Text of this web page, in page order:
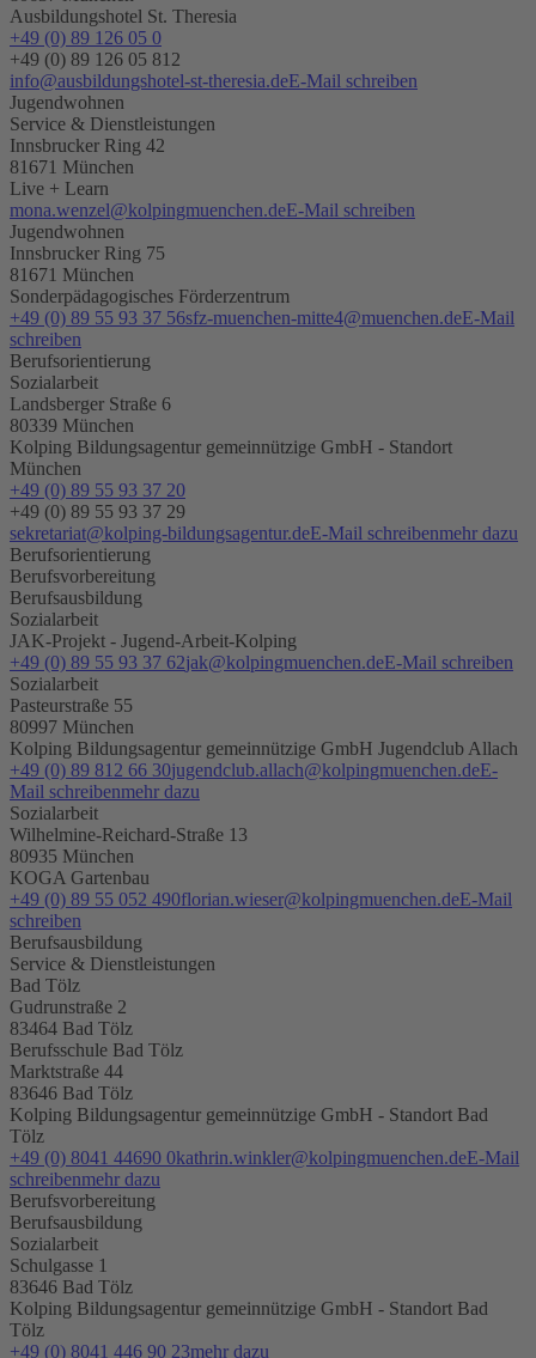
Ausbildungshotel St. Theresia
+49 (0) 89 126 05 0
+49 (0) 89 126 05 812
info@ausbildungshotel-st-theresia.deE-Mail schreiben
Jugendwohnen
Service & Dienstleistungen
Innsbrucker Ring 42
81671 München
Live + Learn
mona.wenzel@kolpingmuenchen.deE-Mail schreiben
Jugendwohnen
Innsbrucker Ring 75
81671 München
Sonderpädagogisches Förderzentrum
+49 (0) 89 55 93 37 56sfz-muenchen-mitte4@muenchen.deE-Mail
schreiben
Berufsorientierung
Sozialarbeit
Landsberger Straße 6
80339 München
Kolping Bildungsagentur gemeinnützige GmbH - Standort
München
+49 (0) 89 55 93 37 20
+49 (0) 89 55 93 37 29
sekretariat@kolping-bildungsagentur.deE-Mail schreibenmehr dazu
Berufsorientierung
Berufsvorbereitung
Berufsausbildung
Sozialarbeit
JAK-Projekt - Jugend-Arbeit-Kolping
+49 (0) 89 55 93 37 62jak@kolpingmuenchen.deE-Mail schreiben
Sozialarbeit
Pasteurstraße 55
80997 München
Kolping Bildungsagentur gemeinnützige GmbH Jugendclub Allach
+49 (0) 89 812 66 30jugendclub.allach@kolpingmuenchen.deE-
Mail schreibenmehr dazu
Sozialarbeit
Wilhelmine-Reichard-Straße 13
80935 München
KOGA Gartenbau
+49 (0) 89 55 052 490florian.wieser@kolpingmuenchen.deE-Mail
schreiben
Berufsausbildung
Service & Dienstleistungen
Bad Tölz
Gudrunstraße 2
83464 Bad Tölz
Berufsschule Bad Tölz
Marktstraße 44
83646 Bad Tölz
Kolping Bildungsagentur gemeinnützige GmbH - Standort Bad
Tölz
+49 (0) 8041 44690 0kathrin.winkler@kolpingmuenchen.deE-Mail
schreibenmehr dazu
Berufsvorbereitung
Berufsausbildung
Sozialarbeit
Schulgasse 1
83646 Bad Tölz
Kolping Bildungsagentur gemeinnützige GmbH - Standort Bad
Tölz
+49 (0) 8041 446 90 23mehr dazu